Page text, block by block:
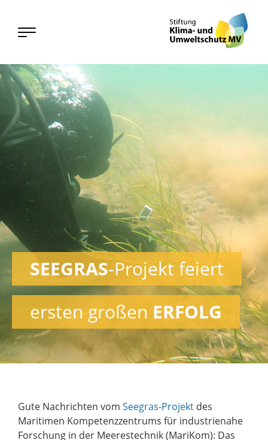
SEEGRAS-Projekt feiert
ersten großen ERFOLG
Gute Nachrichten vom Seegras-Projekt des
Maritimen Kompetenzzentrums für industrienahe
Forschung in der Meerestechnik (MariKom): Das